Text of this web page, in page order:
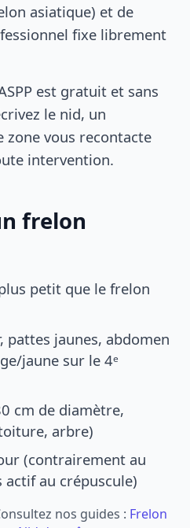
asiatique) et de
fixe librement
est gratuit et sans
le nid, un
zone vous recontacte
intervention.
frelon
petit que le frelon
pattes jaunes, abdomen
jaune sur le 4ᵉ
cm de diamètre,
arbre)
(contrairement au
au crépuscule)
nos guides : Frelon